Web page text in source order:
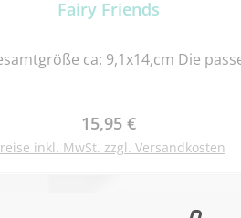
Fairy Friends
ca: 9,1x14,cm Die
Regulärer Preis:
15,95 €
inkl. MwSt. zzgl. Versandkosten